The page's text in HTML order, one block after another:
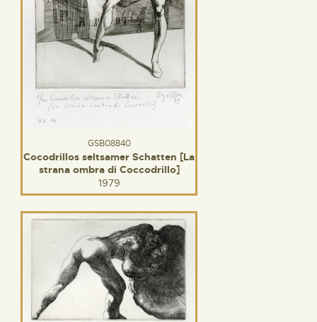
GSB08840
Cocodrillos seltsamer Schatten [La
strana ombra di Coccodrillo]
1979